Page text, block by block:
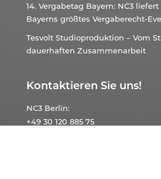
14. Vergabetag Bayern: NC3
Bayerns größtes Vergaberecht-
Tesvolt Studioproduktion – Vom
dauerhaften Zusammenarbeit
Kontaktieren Sie uns!
NC3 Berlin:
+49 30 120 885 75